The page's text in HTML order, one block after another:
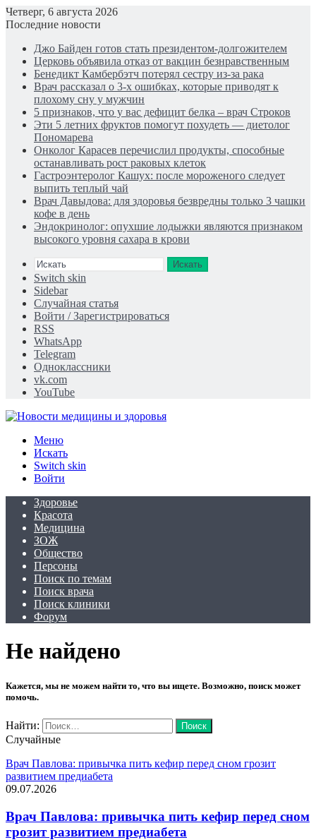
Четверг, 6 августа 2026
Последние новости
Джо Байден готов стать президентом-долгожителем
Церковь объявила отказ от вакцин безнравственным
Бенедикт Камбербэтч потерял сестру из-за рака
Врач рассказал о 3-х ошибках, которые приводят к
плохому сну у мужчин
5 признаков, что у вас дефицит белка – врач Строков
Эти 5 летних фруктов помогут похудеть — диетолог
Пономарева
Онколог Карасев перечислил продукты, способные
останавливать рост раковых клеток
Гастроэнтеролог Кашух: после мороженого следует
выпить теплый чай
Врач Давыдова: для здоровья безвредны только 3 чашки
кофе в день
Эндокринолог: опухшие лодыжки являются признаком
высокого уровня сахара в крови
Искать
Switch skin
Sidebar
Случайная статья
Войти / Зарегистрироваться
RSS
WhatsApp
Telegram
Одноклассники
vk.com
YouTube
Меню
Искать
Switch skin
Войти
Здоровье
Красота
Медицина
ЗОЖ
Общество
Персоны
Поиск по темам
Поиск врача
Поиск клиники
Форум
Не найдено
Кажется, мы не можем найти то, что вы ищете. Возможно, поиск может
помочь.
Найти:
Случайные
Врач Павлова: привычка пить кефир перед сном грозит
развитием предиабета
09.07.2026
Врач Павлова: привычка пить кефир перед сном
грозит развитием предиабета